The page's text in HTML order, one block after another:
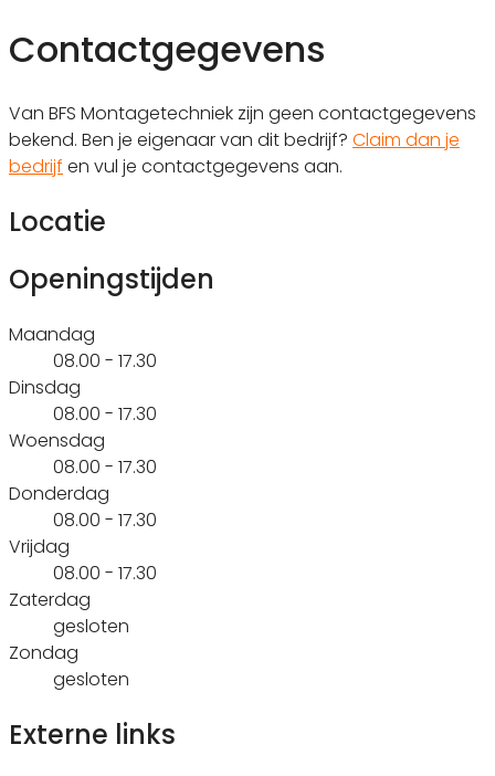
Contactgegevens
Van BFS Montagetechniek zijn geen contactgegevens
bekend. Ben je eigenaar van dit bedrijf? Claim dan je
bedrijf en vul je contactgegevens aan.
Locatie
Openingstijden
Maandag
08.00 - 17.30
Dinsdag
08.00 - 17.30
Woensdag
08.00 - 17.30
Donderdag
08.00 - 17.30
Vrijdag
08.00 - 17.30
Zaterdag
gesloten
Zondag
gesloten
Externe links